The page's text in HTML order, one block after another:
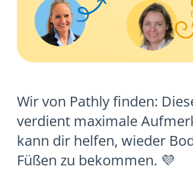
Wir von Pathly finden:
verdient maximale
kann dir helfen, wieder
Füßen zu bekommen. 💜